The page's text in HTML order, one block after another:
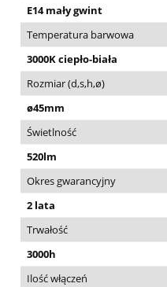
E14 mały gwint
Temperatura barwowa
3000K ciepło-biała
Rozmiar (d,s,h,ø)
ø45mm
Świetlność
520lm
Okres gwarancyjny
2 lata
Trwałość
3000h
Ilość włączeń